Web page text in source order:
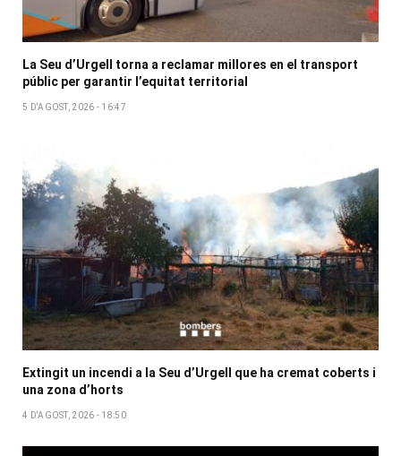
La Seu d’Urgell torna a reclamar millores en el transport
públic per garantir l’equitat territorial
5 D'AGOST, 2026 - 16:47
Extingit un incendi a la Seu d’Urgell que ha cremat coberts i
una zona d’horts
4 D'AGOST, 2026 - 18:50